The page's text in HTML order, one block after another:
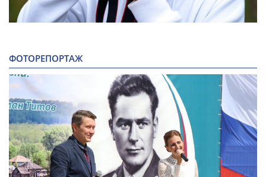
ФОТОРЕПОРТАЖ